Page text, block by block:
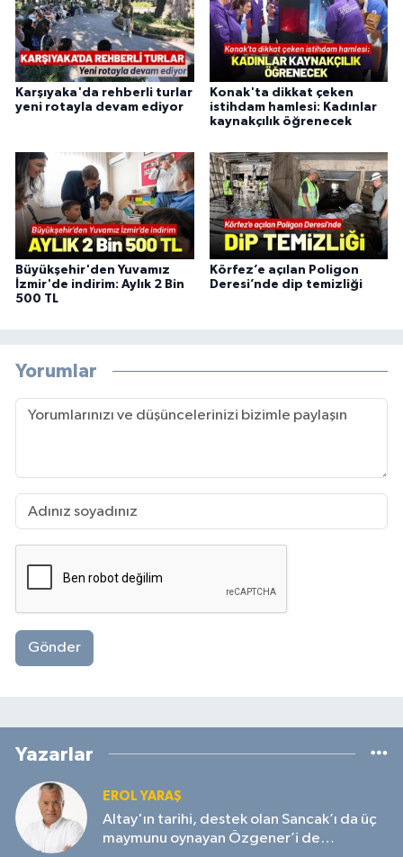
Karşıyaka'da rehberli turlar
yeni rotayla devam ediyor
Konak'ta dikkat çeken
istihdam hamlesi: Kadınlar
kaynakçılık öğrenecek
Büyükşehir'den Yuvamız
İzmir'de indirim: Aylık 2 Bin
500 TL
Körfez’e açılan Poligon
Deresi’nde dip temizliği
Yorumlar
Gönder
Yazarlar
EROL YARAŞ
Altay'ın tarihi, destek olan Sancak’ı da üç
maymunu oynayan Özgener’i de